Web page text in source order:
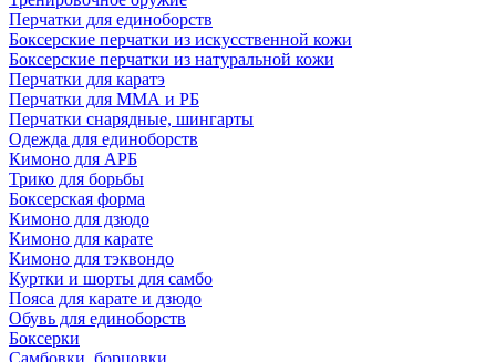
Перчатки для единоборств
Боксерские перчатки из искусственной кожи
Боксерские перчатки из натуральной кожи
Перчатки для каратэ
Перчатки для ММА и РБ
Перчатки снарядные, шингарты
Одежда для единоборств
Кимоно для АРБ
Трико для борьбы
Боксерская форма
Кимоно для дзюдо
Кимоно для карате
Кимоно для тэквондо
Куртки и шорты для самбо
Пояса для карате и дзюдо
Обувь для единоборств
Боксерки
Самбовки, борцовки